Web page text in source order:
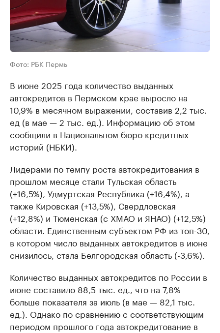
Фото: РБК Пермь
В июне 2025 года количество выданных
автокредитов в Пермском крае выросло на
10,9% в месячном выражении, составив 2,2 тыс.
ед (в мае — 2 тыс. ед.). Информацию об этом
сообщили в Национальном бюро кредитных
историй (НБКИ).
Лидерами по темпу роста автокредитования в
прошлом месяце стали Тульская область
(+16,5%), Удмуртская Республика (+16,4%), а
также Кировская (+13,5%), Свердловская
(+12,8%) и Тюменская (с ХМАО и ЯНАО) (+12,5%)
области. Единственным субъектом РФ из топ-30,
в котором число выданных автокредитов в июне
снизилось, стала Белгородская область (-3,6%).
Количество выданных автокредитов по России в
июне составило 88,5 тыс. ед., что на 7,8%
больше показателя за июль (в мае — 82,1 тыс.
ед.). Однако по сравнению с соответствующим
периодом прошлого года автокредитование в